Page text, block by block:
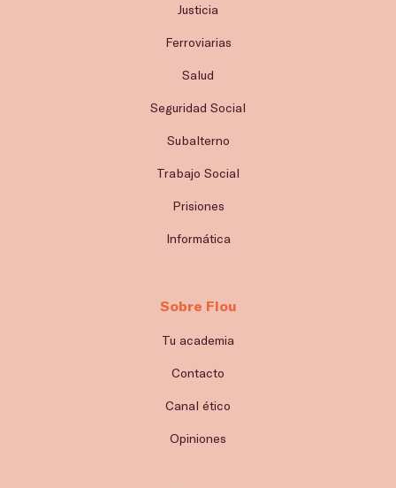
Justicia
Ferroviarias
Salud
Seguridad Social
Subalterno
Trabajo Social
Prisiones
Informática
Sobre Flou
Tu academia
Contacto
Canal ético
Opiniones